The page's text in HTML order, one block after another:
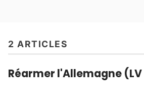
2 ARTICLES
Réarmer l'Allemagne (LV